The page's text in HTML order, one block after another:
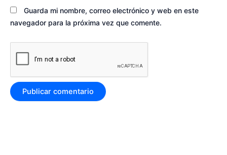
Guarda mi nombre, correo electrónico y web en este
navegador para la próxima vez que comente.